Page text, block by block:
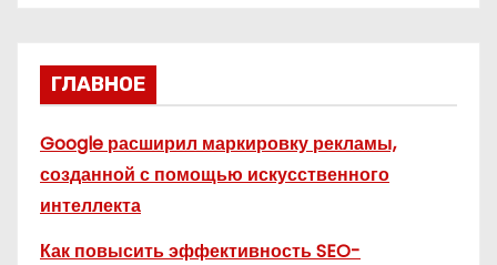
ГЛАВНОЕ
Google расширил маркировку рекламы,
созданной с помощью искусственного
интеллекта
Как повысить эффективность SEO-